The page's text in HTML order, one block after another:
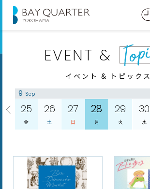
EVENT &
イベント & トピックス
9 Sep
25
金
26
土
27
日
28
月
29
火
30
水